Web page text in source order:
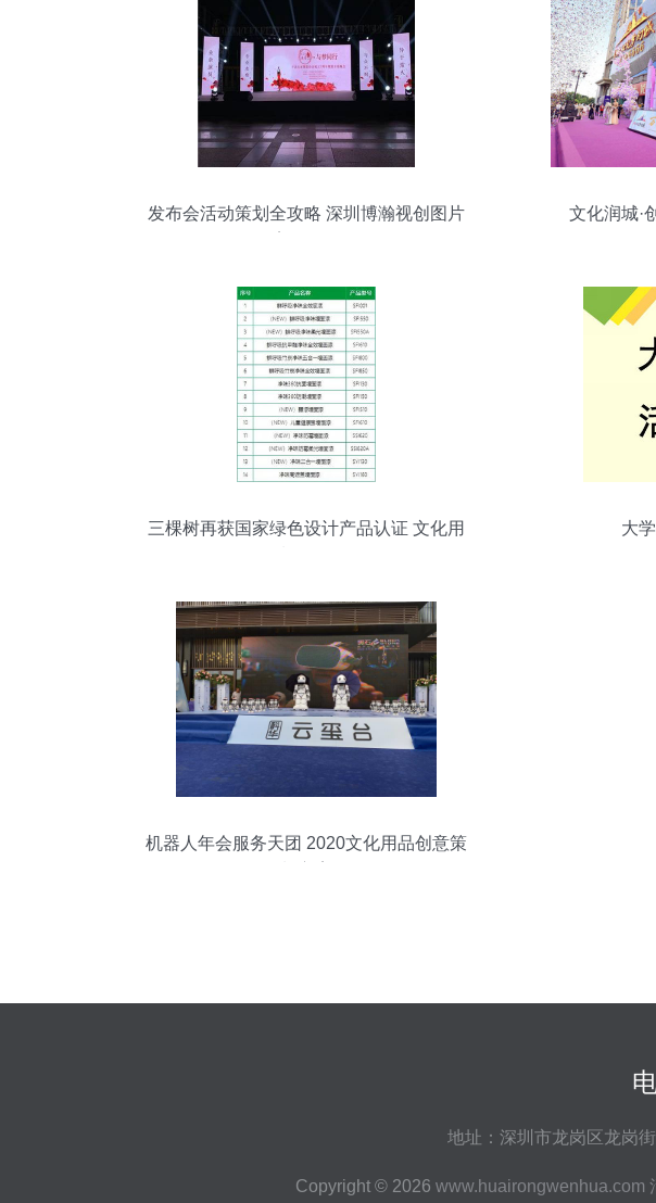
发布会活动策划全攻略 深圳博瀚视创图片
文化润城·
三棵树再获国家绿色设计产品认证 文化用
大
机器人年会服务天团 2020文化用品创意策
地址：深圳市龙岗区龙岗
Copyright © 2026 www.huairongwenhua.com